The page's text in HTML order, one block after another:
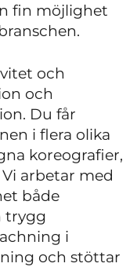
fin möjlighet
och
och
Du får
i flera olika
koreografier,
arbetar med
både
trygg
i
och stöttar